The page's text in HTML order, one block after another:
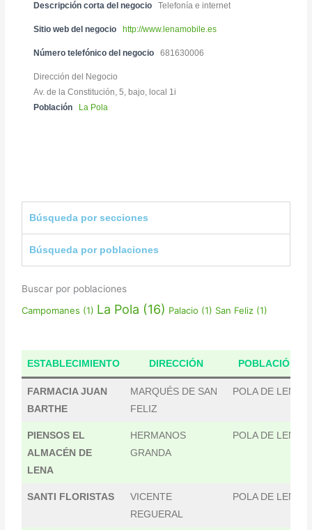
Descripción corta del negocio Telefonía e internet
Sitio web del negocio http://www.lenamobile.es
Número telefónico del negocio 681630006
Dirección del Negocio
Av. de la Constitución, 5, bajo, local 1i
Población
La Pola
Búsqueda por secciones
Búsqueda por poblaciones
Buscar por poblaciones
Campomanes (1) La Pola (16) Palacio (1) San Feliz (1)
ESTABLECIMIENTO DIRECCIÓN POBLACIÓN
FARMACIA JUAN
BARTHE
MARQUÉS DE SAN
FELIZ
POLA DE LENA
PIENSOS EL
ALMACÉN DE
LENA
HERMANOS
GRANDA
POLA DE LENA
SANTI FLORISTAS
VICENTE
REGUERAL
POLA DE LENA